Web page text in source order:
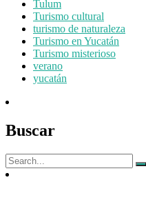
Tulum
Turismo cultural
turismo de naturaleza
Turismo en Yucatán
Turismo misterioso
verano
yucatán
Buscar